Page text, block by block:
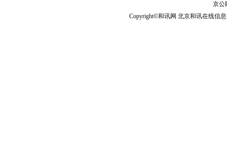
京公
Copyright©和讯网 北京和讯在线信